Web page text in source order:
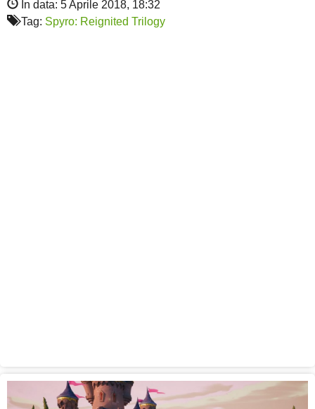
In data: 5 Aprile 2018, 18:32
Tag: Spyro: Reignited Trilogy